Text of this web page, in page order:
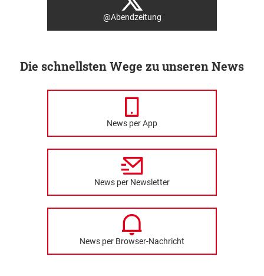
@Abendzeitung
Die schnellsten Wege zu unseren News
News per App
News per Newsletter
News per Browser-Nachricht